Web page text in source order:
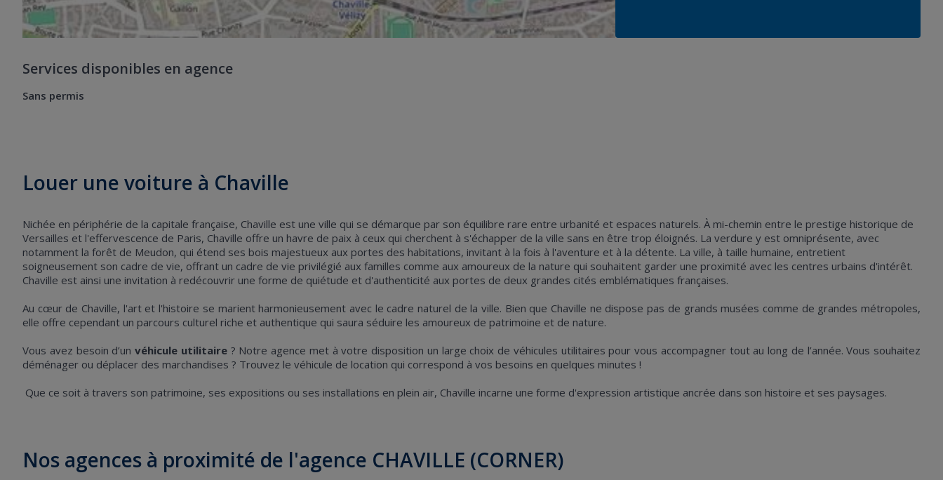
Services disponibles en agence
Sans permis
Louer une voiture à Chaville
Nichée en périphérie de la capitale française, Chaville est une ville qui se démarque par son équilibre rare entre urbanité et espaces naturels. À mi-chemin entre le prestige historique de
Versailles et l'effervescence de Paris, Chaville offre un havre de paix à ceux qui cherchent à s'échapper de la ville sans en être trop éloignés. La verdure y est omniprésente, avec
notamment la forêt de Meudon, qui étend ses bois majestueux aux portes des habitations, invitant à la fois à l'aventure et à la détente. La ville, à taille humaine, entretient
soigneusement son cadre de vie, offrant un cadre de vie privilégié aux familles comme aux amoureux de la nature qui souhaitent garder une proximité avec les centres urbains d'intérêt.
Chaville est ainsi une invitation à redécouvrir une forme de quiétude et d'authenticité aux portes de deux grandes cités emblématiques françaises.
Au cœur de Chaville, l'art et l'histoire se marient harmonieusement avec le cadre naturel de la ville. Bien que Chaville ne dispose pas de grands musées comme de grandes métropoles,
elle offre cependant un parcours culturel riche et authentique qui saura séduire les amoureux de patrimoine et de nature.
Vous avez besoin d’un véhicule utilitaire? Notre agence met à votre disposition un large choix de véhicules utilitaires pour vous accompagner tout au long de l’année. Vous souhaitez
déménager ou déplacer des marchandises ? Trouvez le véhicule de location qui correspond à vos besoins en quelques minutes !
Que ce soit à travers son patrimoine, ses expositions ou ses installations en plein air, Chaville incarne une forme d'expression artistique ancrée dans son histoire et ses paysages.
Nos agences à proximité de l'agence CHAVILLE (CORNER)